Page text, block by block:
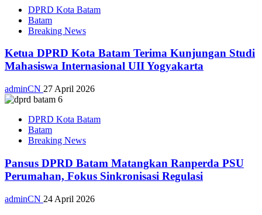
DPRD Kota Batam
Batam
Breaking News
Ketua DPRD Kota Batam Terima Kunjungan Studi
Mahasiswa Internasional UII Yogyakarta
adminCN 27 April 2026
DPRD Kota Batam
Batam
Breaking News
Pansus DPRD Batam Matangkan Ranperda PSU
Perumahan, Fokus Sinkronisasi Regulasi
adminCN 24 April 2026